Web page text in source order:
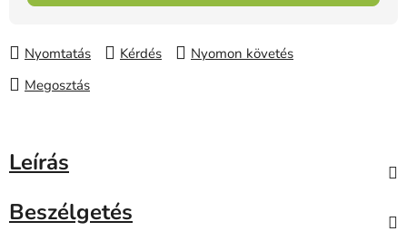
Nyomtatás Kérdés
Nyomon követés
Megosztás
Leírás
Beszélgetés